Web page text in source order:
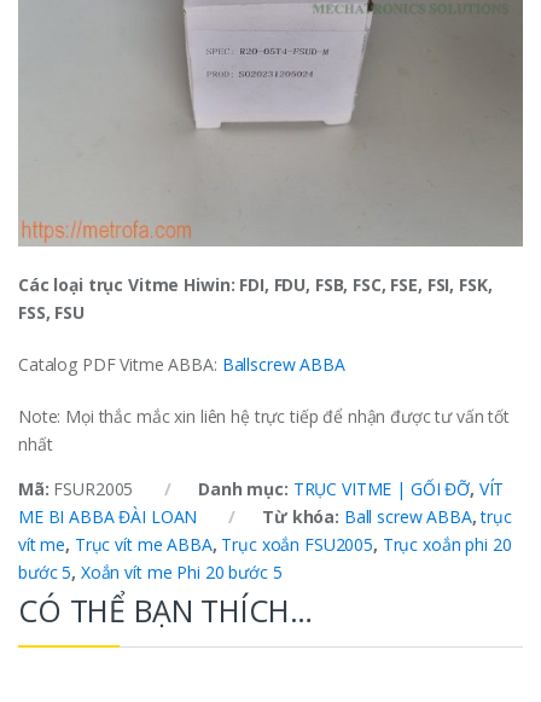
Các loại trục Vitme Hiwin: FDI, FDU, FSB, FSC, FSE, FSI, FSK,
FSS, FSU
Catalog PDF Vitme ABBA: Ballscrew ABBA
Note: Mọi thắc mắc xin liên hệ trực tiếp để nhận được tư vấn tốt
nhất
Mã: FSUR2005 Danh mục: TRỤC VITME | GỐI ĐỠ, VÍT
ME BI ABBA ĐÀI LOAN
Từ khóa: Ball screw ABBA,trục
vít me, Trục vít me ABBA, Trục xoắn FSU2005, Trục xoắn phi 20
bước 5, Xoắn vít me Phi 20 bước 5
CÓ THỂ BẠN THÍCH…